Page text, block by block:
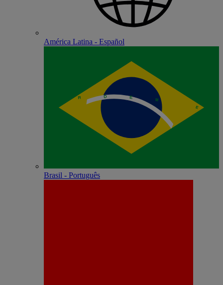
América Latina - Español
Brasil - Português